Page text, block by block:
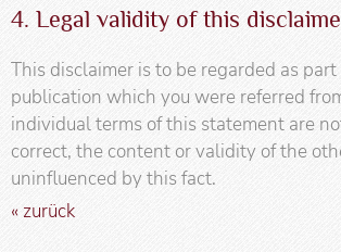
4. Legal validity of this
This disclaimer is to be regarded as
publication which you were referred
individual terms of this statement are
correct, the content or validity of the
uninfluenced by this fact.
« zurück